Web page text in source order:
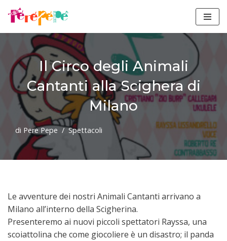
contenuto
Il Circo degli Animali
Cantanti alla Scighera di
Milano
di Pere Pepe Spettacoli
Le avventure dei nostri Animali Cantanti arrivano a
Milano all’interno della Scigherina.
Presenteremo ai nuovi piccoli spettatori Rayssa, una
scoiattolina che come giocoliere è un disastro; il panda